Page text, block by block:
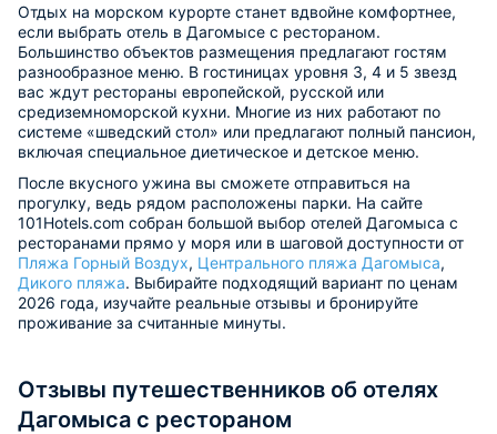
Отдых на морском курорте станет вдвойне комфортнее,
если выбрать отель в Дагомысе с рестораном.
Большинство объектов размещения предлагают гостям
разнообразное меню. В гостиницах уровня 3, 4 и 5 звезд
вас ждут рестораны европейской, русской или
средиземноморской кухни. Многие из них работают по
системе «шведский стол» или предлагают полный пансион,
включая специальное диетическое и детское меню.
После вкусного ужина вы сможете отправиться на
прогулку, ведь рядом расположены парки. На сайте
101Hotels.com собран большой выбор отелей Дагомыса с
ресторанами прямо у моря или в шаговой доступности от
Пляжа Горный Воздух, Центрального пляжа Дагомыса,
Дикого пляжа. Выбирайте подходящий вариант по ценам
2026 года, изучайте реальные отзывы и бронируйте
проживание за считанные минуты.
Отзывы путешественников об отелях
Дагомыса с рестораном